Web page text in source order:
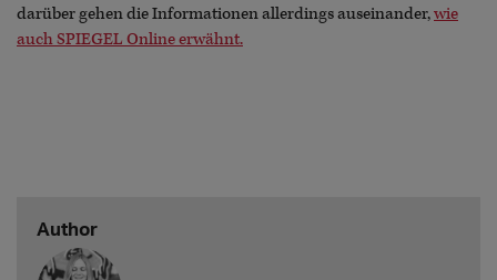
darüber gehen die Informationen allerdings auseinander,wie
auch SPIEGEL Online erwähnt.
Author